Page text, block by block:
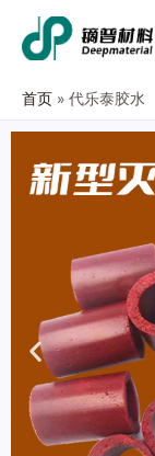
首页 代乐泰胶水